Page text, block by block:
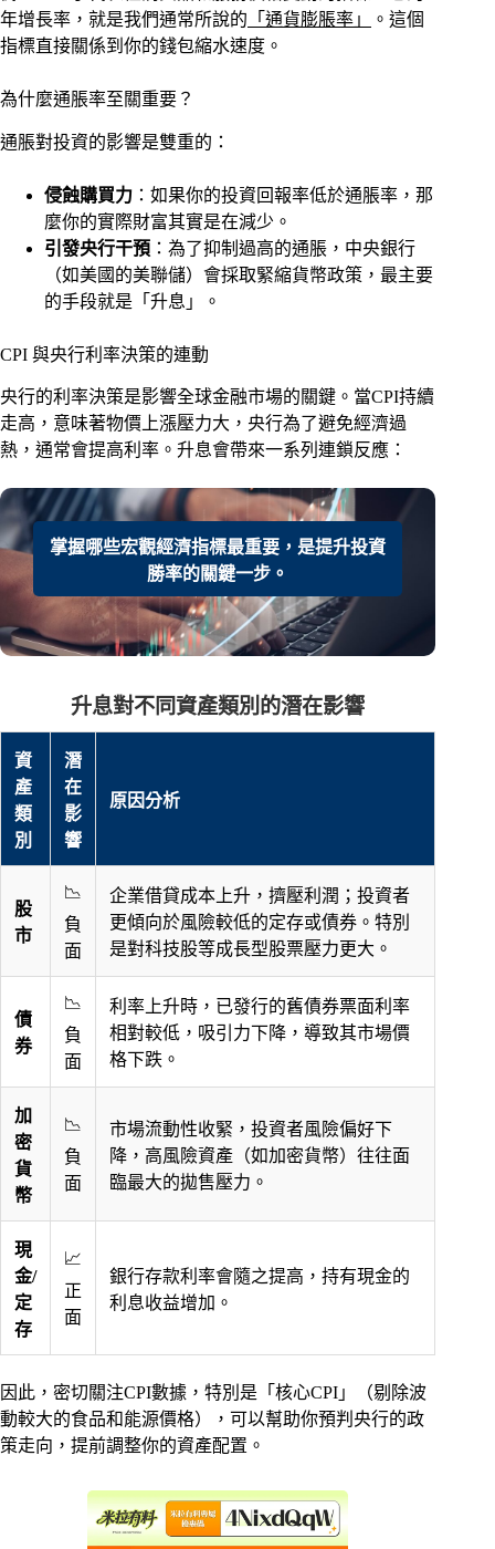
年增長率，就是我們通常所說的 「通貨膨脹率」
。這個
指標直接關係到你的錢包縮水速度。
為什麼通脹率至關重要？
通脹對投資的影響是雙重的：
侵蝕購買力 ：如果你的投資回報率低於通脹率，那
麼你的實際財富其實是在減少。
引發央行干預 ：為了抑制過高的通脹，中央銀行
（如美國的美聯儲）會採取緊縮貨幣政策，最主要
的手段就是「升息」。
CPI 與央行利率決策的連動
央行的利率決策是影響全球金融市場的關鍵。當CPI持續
走高，意味著物價上漲壓力大，央行為了避免經濟過
熱，通常會提高利率。升息會帶來一系列連鎖反應：
掌握哪些宏觀經濟指標最重要，是提升投資
勝率的關鍵一步。
升息對不同資產類別的潛在影響
資
產
類
別
潛
在
影
響
原因分析
股
市
📉
負
面
企業借貸成本上升，擠壓利潤；投資者
更傾向於風險較低的定存或債券。特別
是對科技股等成長型股票壓力更大。
債
券
📉
負
面
利率上升時，已發行的舊債券票面利率
相對較低，吸引力下降，導致其市場價
格下跌。
加
密
貨
幣
📉
負
面
市場流動性收緊，投資者風險偏好下
降，高風險資產（如加密貨幣）往往面
臨最大的拋售壓力。
現
金/
定
存
📈
正
面
銀行存款利率會隨之提高，持有現金的
利息收益增加。
因此，密切關注CPI數據，特別是「核心CPI」（剔除波
動較大的食品和能源價格），可以幫助你預判央行的政
策走向，提前調整你的資產配置。